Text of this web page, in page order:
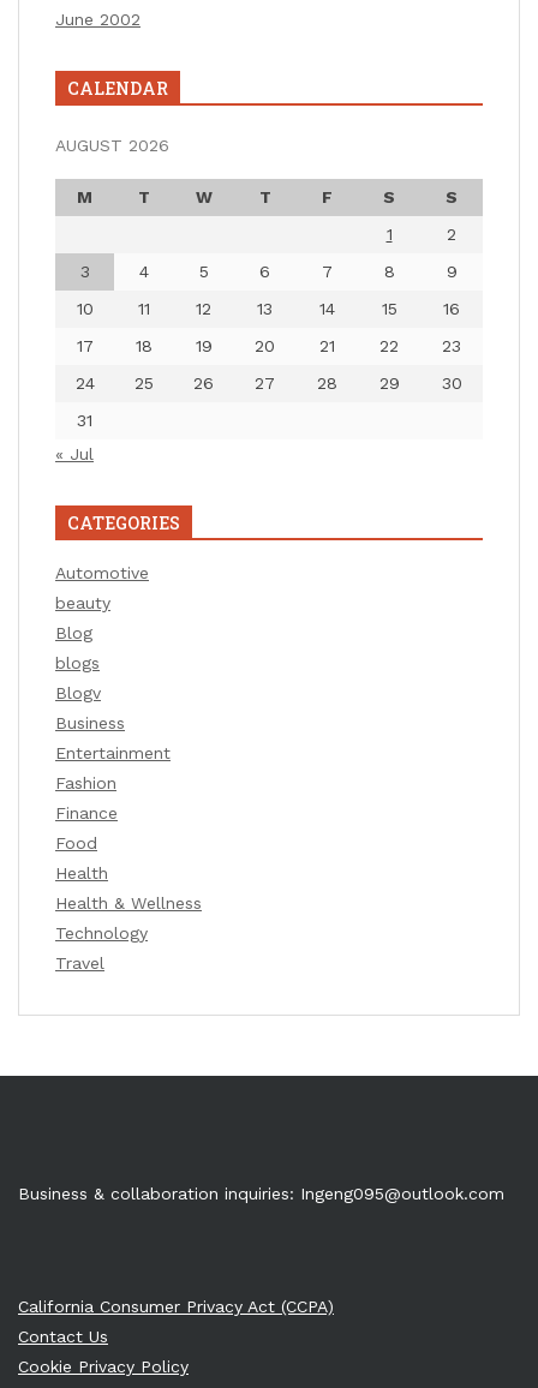
June 2002
CALENDAR
AUGUST 2026
M T W T F S
S
1
2
3
4 5 6 7 8
9
10
11 12 13 14 15
16
17
18 19 20 21 22
23
24
25 26 27 28 29
30
31
« Jul
CATEGORIES
Automotive
beauty
Blog
blogs
Blogv
Business
Entertainment
Fashion
Finance
Food
Health
Health & Wellness
Technology
Travel
Business & collaboration inquiries: Ingeng095@outlook.com
California Consumer Privacy Act (CCPA)
Contact Us
Cookie Privacy Policy